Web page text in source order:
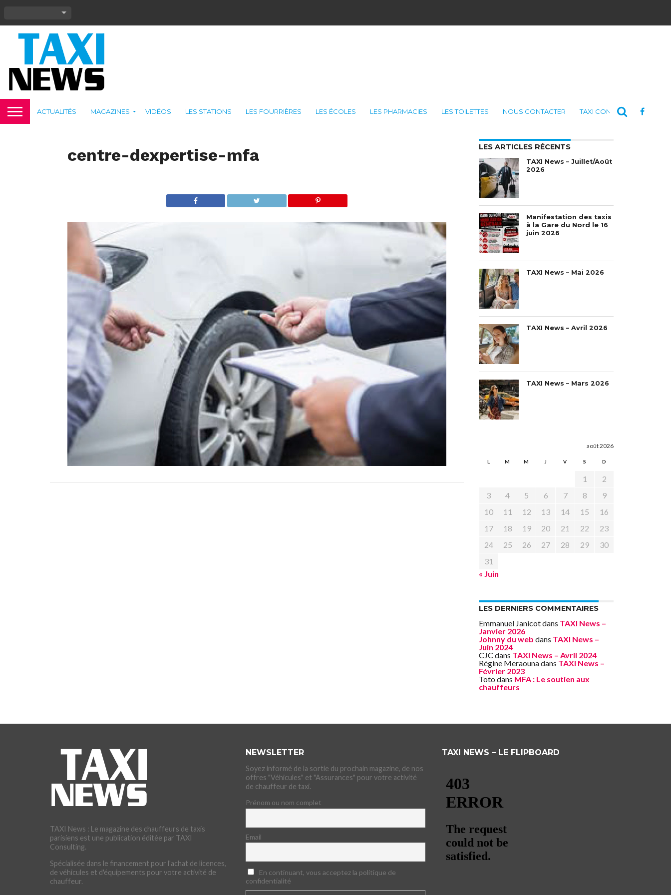
ACTUALITÉS MAGAZINES VIDÉOS LES STATIONS LES FOURRIÈRES LES ÉCOLES LES PHARMACIES LES TOILETTES NOUS CONTACTER TAXI CONSULTING
centre-dexpertise-mfa LES ARTICLES RÉCENTS
TAXI News – Juillet/Août
2026
Manifestation des taxis
à la Gare du Nord le 16
juin 2026
TAXI News – Mai 2026
TAXI News – Avril 2026
TAXI News – Mars 2026
août 2026
L M M J V S D
1
2
3
4 5 6 7 8
9
10
11 12 13 14 15
16
17
18 19 20 21 22
23
24
25 26 27 28 29
30
31
« Juin
LES DERNIERS COMMENTAIRES
Emmanuel Janicotdans TAXI News –
Janvier 2026
Johnny du web dans TAXI News –
Juin 2024
CJC dans TAXI News – Avril 2024
Régine Meraounadans TAXI News –
Février 2023
Toto dans MFA : Le soutien aux
chauffeurs
TAXI News : Le magazine des chauffeurs de taxis
parisiens est une publication éditée par TAXI
Consulting.
Spécialisée dans le financement pour l'achat de licences,
de véhicules et d'équipements pour votre activité de
chauffeur.
NEWSLETTER
Soyez informé de la sortie du prochain magazine, de nos
offres "Véhicules" et "Assurances" pour votre activité
de chauffeur de taxi.
Prénom ou nom complet
Email
En continuant, vous acceptez la politique de
confidentialité
TAXI NEWS – LE FLIPBOARD